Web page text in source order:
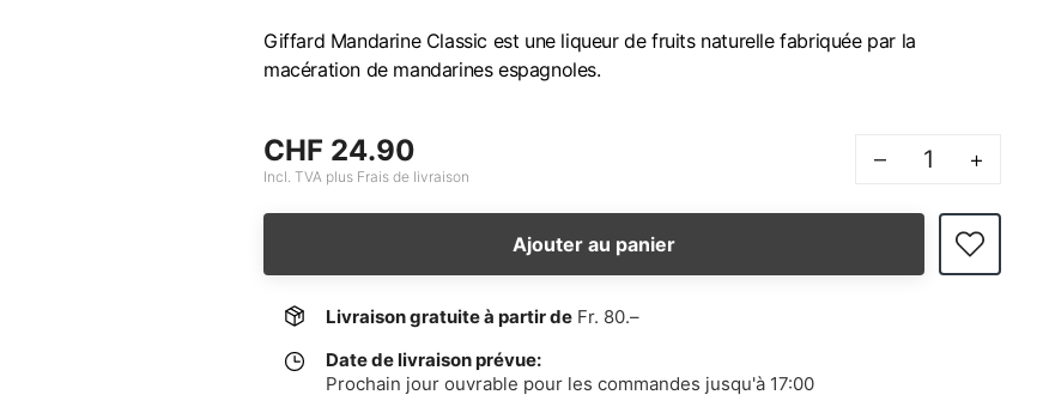
Giffard Mandarine Classic est une liqueur de fruits naturelle fabriquée par la
macération de mandarines espagnoles.
CHF 24.90
Incl. TVA plus Frais de livraison
– +
Ajouter au panier
Livraison gratuite à partir de Fr. 80.–
Date de livraison prévue:
Prochain jour ouvrable pour les commandes jusqu'à 17:00